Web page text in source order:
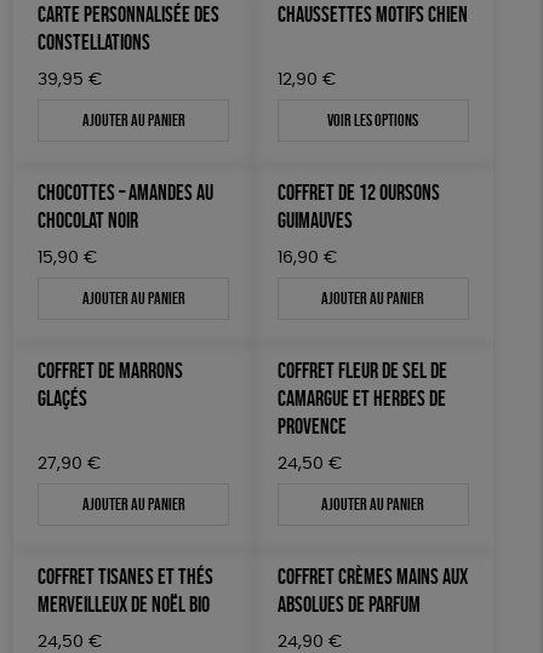
CARTE PERSONNALISÉE DES
CONSTELLATIONS
39,95 €
Ajouter au panier
CHAUSSETTES MOTIFS CHIEN
12,90 €
Voir les options
CHOCOTTES – AMANDES AU
CHOCOLAT NOIR
15,90 €
Ajouter au panier
COFFRET DE 12 OURSONS
GUIMAUVES
16,90 €
Ajouter au panier
COFFRET DE MARRONS
GLAÇÉS
27,90 €
Ajouter au panier
COFFRET FLEUR DE SEL DE
CAMARGUE ET HERBES DE
PROVENCE
24,50 €
Ajouter au panier
COFFRET TISANES ET THÉS
MERVEILLEUX DE NOËL BIO
24,50 €
COFFRET CRÈMES MAINS AUX
ABSOLUES DE PARFUM
24,90 €